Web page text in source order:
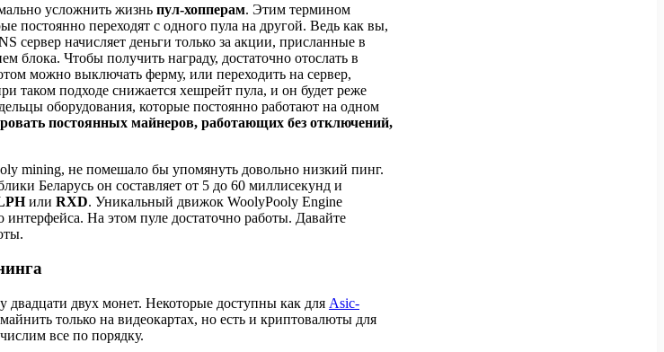
усложнить жизнь пул-хопперам. Этим термином
постоянно переходят с одного пула на другой. Ведь как вы,
сервер начисляет деньги только за акции, присланные в
блока. Чтобы получить награду, достаточно отослать в
можно выключать ферму, или переходить на сервер,
таком подходе снижается хешрейт пула, и он будет реже
оборудования, которые постоянно работают на одном
постоянных майнеров, работающих без отключений,
mining, не помешало бы упомянуть довольно низкий пинг.
Беларусь он составляет от 5 до 60 миллисекунд и
или RXD. Уникальный движок WoolyPooly Engine
интерфейса. На этом пуле достаточно работы. Давайте
двух монет. Некоторые доступны как для Asic-
только на видеокартах, но есть и криптовалюты для
все по порядку.